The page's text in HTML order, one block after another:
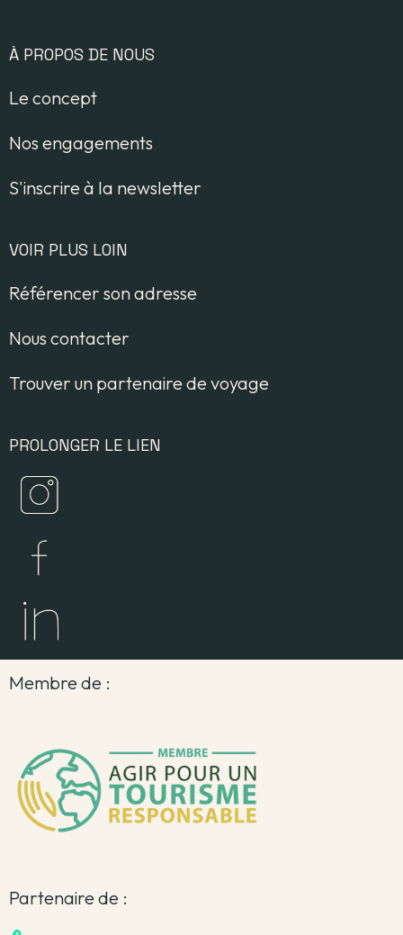
À PROPOS DE NOUS
Le concept
Nos engagements
S'inscrire à la newsletter
VOIR PLUS LOIN
Référencer son adresse
Nous contacter
Trouver un partenaire de voyage
PROLONGER LE LIEN
Membre de :
Partenaire de :